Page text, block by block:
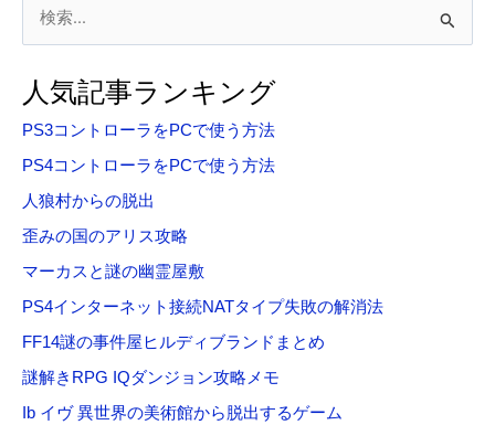
象
:
人気記事ランキング
PS3コントローラをPCで使う方法
PS4コントローラをPCで使う方法
人狼村からの脱出
歪みの国のアリス攻略
マーカスと謎の幽霊屋敷
PS4インターネット接続NATタイプ失敗の解消法
FF14謎の事件屋ヒルディブランドまとめ
謎解きRPG IQダンジョン攻略メモ
Ib イヴ 異世界の美術館から脱出するゲーム